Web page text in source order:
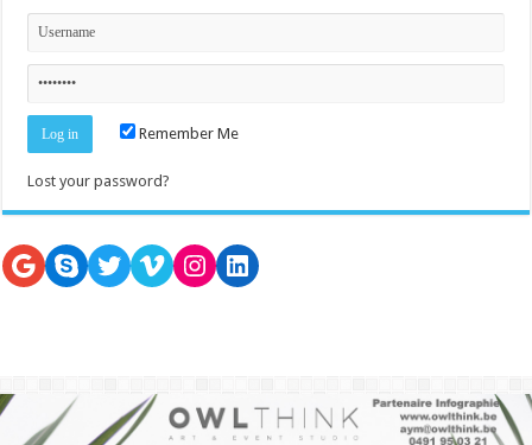
Remember Me
Lost your password?
Google
SkypeTwitter
VimeoInstagram
LinkedIn